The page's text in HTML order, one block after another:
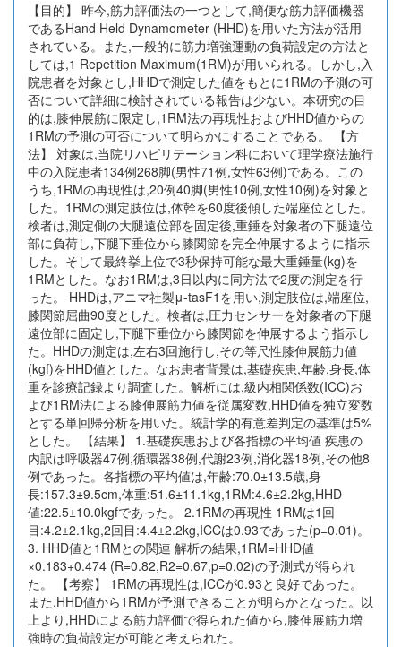
【目的】 昨今,筋力評価法の一つとして,簡便な筋力評価機器
であるHand Held Dynamometer (HHD)を用いた方法が活用
されている。また,一般的に筋力増強運動の負荷設定の方法と
しては,1 Repetition Maximum(1RM)が用いられる。しかし,入
院患者を対象とし,HHDで測定した値をもとに1RMの予測の可
否について詳細に検討されている報告は少ない。本研究の目
的は,膝伸展筋に限定し,1RM法の再現性およびHHD値からの
1RMの予測の可否について明らかにすることである。 【方
法】 対象は,当院リハビリテーション科において理学療法施行
中の入院患者134例268脚(男性71例,女性63例)である。この
うち,1RMの再現性は,20例40脚(男性10例,女性10例)を対象と
した。1RMの測定肢位は,体幹を60度後傾した端座位とした。
検者は,測定側の大腿遠位部を固定後,重錘を対象者の下腿遠位
部に負荷し,下腿下垂位から膝関節を完全伸展するように指示
した。そして最終挙上位で3秒保持可能な最大重錘量(kg)を
1RMとした。なお1RMは,3日以内に同方法で2度の測定を行
った。 HHDは,アニマ社製μ-tasF1を用い,測定肢位は,端座位,
膝関節屈曲90度とした。検者は,圧力センサーを対象者の下腿
遠位部に固定し,下腿下垂位から膝関節を伸展するよう指示し
た。HHDの測定は,左右3回施行し,その等尺性膝伸展筋力値
(kgf)をHHD値とした。なお患者背景は,基礎疾患,年齢,身長,体
重を診療記録より調査した。解析には,級内相関係数(ICC)お
よび1RM法による膝伸展筋力値を従属変数,HHD値を独立変数
とする単回帰分析を用いた。統計学的有意差判定の基準は5%
とした。 【結果】 1.基礎疾患および各指標の平均値 疾患の
内訳は呼吸器47例,循環器38例,代謝23例,消化器18例,その他8
例であった。各指標の平均値は,年齢:70.0±13.5歳,身
長:157.3±9.5cm,体重:51.6±11.1kg,1RM:4.6±2.2kg,HHD
値:22.5±10.0kgfであった。 2.1RMの再現性 1RMは1回
目:4.2±2.1kg,2回目:4.4±2.2kg,ICCは0.93であった(p=0.01)。
3. HHD値と1RMとの関連 解析の結果,1RM=HHD値
×0.183+0.474 (R=0.82,R2=0.67,p=0.02)の予測式が得られ
た。 【考察】 1RMの再現性は,ICCが0.93と良好であった。
また,HHD値から1RMが予測できることが明らかとなった。以
上より,HHDによる筋力評価で得られた値から,膝伸展筋力増
強時の負荷設定が可能と考えられた。